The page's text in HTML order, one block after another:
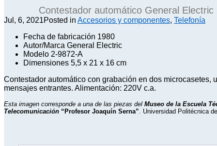
Contestador automático General Electric
Jul, 6, 2021Posted in Accesorios y componentes, Telefonía
Fecha de fabricación 1980
Autor/Marca General Electric
Modelo 2-9872-A
Dimensiones 5,5 x 21 x 16 cm
Contestador automático con grabación en dos microcasetes,
mensajes entrantes. Alimentación: 220V c.a.
Esta imagen corresponde a una de las piezas del Museo de la Escuela
Telecomunicación “Profesor Joaquín Serna”. Universidad Politécnica